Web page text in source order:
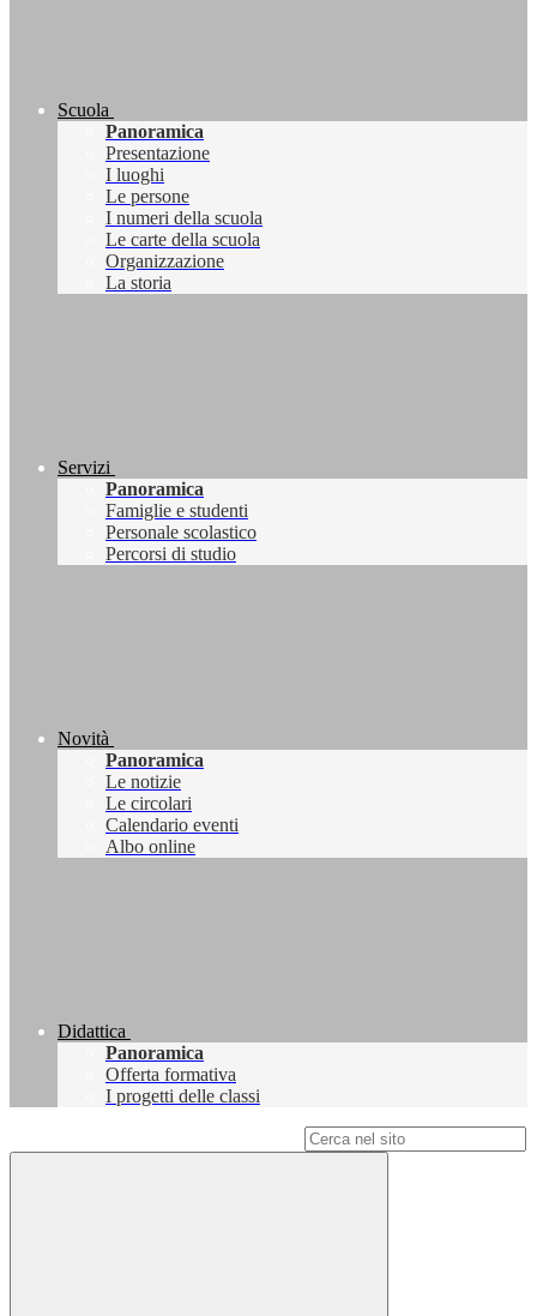
Scuola
Panoramica
Presentazione
I luoghi
Le persone
I numeri della scuola
Le carte della scuola
Organizzazione
La storia
Servizi
Panoramica
Famiglie e studenti
Personale scolastico
Percorsi di studio
Novità
Panoramica
Le notizie
Le circolari
Calendario eventi
Albo online
Didattica
Panoramica
Offerta formativa
I progetti delle classi